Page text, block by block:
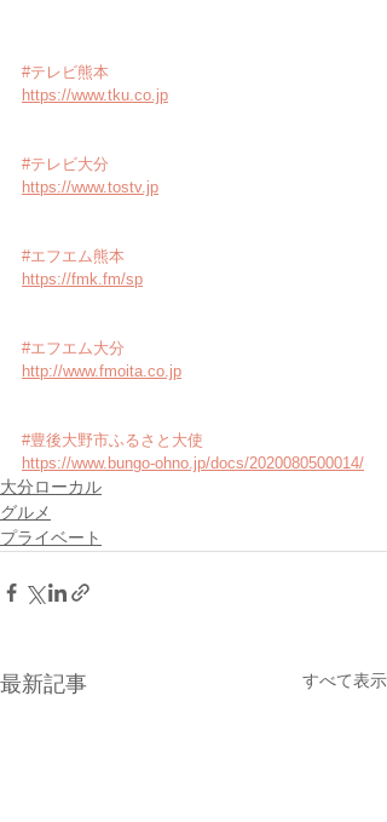
#テレビ熊本
https://www.tku.co.jp
#テレビ大分
https://www.tostv.jp
#エフエム熊本
https://fmk.fm/sp
#エフエム大分
http://www.fmoita.co.jp
#豊後大野市ふるさと大使
https://www.bungo-ohno.jp/docs/2020080500014/
大分ローカル
グルメ
プライベート
最新記事 すべて表示